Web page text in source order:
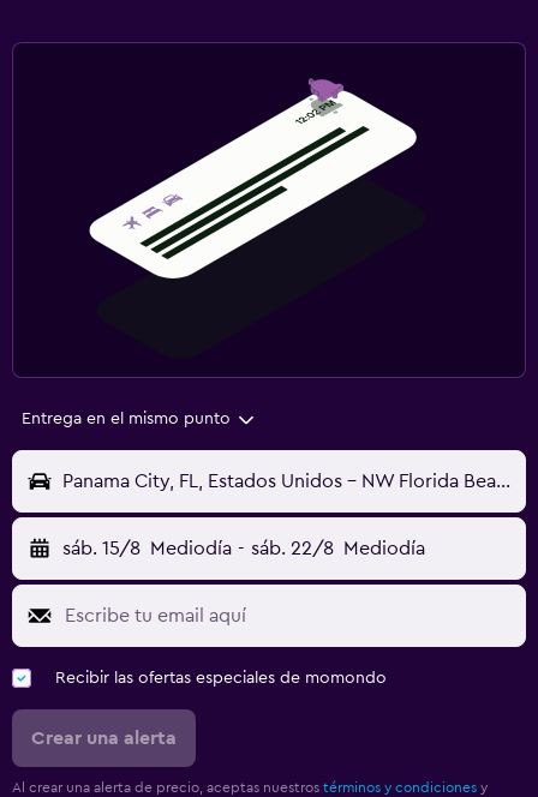
Entrega en el mismo punto
Panama City, FL, Estados Unidos - NW Florida Beaches (ECP)
sáb. 15/8 Mediodía - sáb. 22/8 Mediodía
Recibir las ofertas especiales de momondo
Crear una alerta
Al crear una alerta de precio, aceptas nuestros términos y condiciones y